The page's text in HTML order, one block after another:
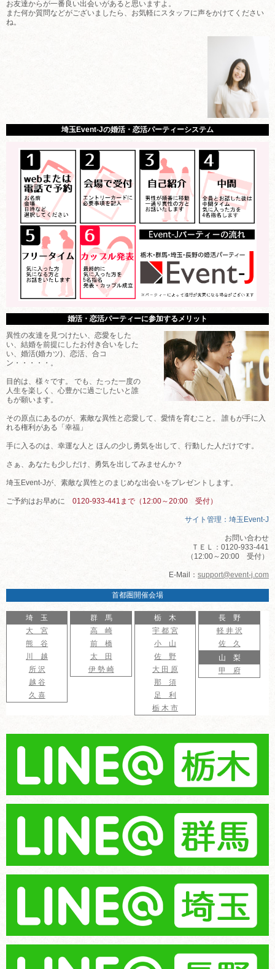
お友達からが一番良い出会いがあると思いますよ。
また何か質問などがございましたら、お気軽にスタッフに声をかけてください
ね。
埼玉Event-Jの婚活・恋活パーティーシステム
婚活・恋活パーティーに参加するメリット
異性の友達を見つけたい、恋愛をした
い、結婚を前提にしたお付き合いをした
い、婚活(婚カツ)、恋活、合コ
ン・・・・・。
目的は、様々です。 でも、たった一度の
人生を楽しく、心豊かに過ごしたいと誰
もが願います。
その原点にあるのが、素敵な異性と恋愛して、愛情を育むこと。 誰もが手に入
れる権利がある「幸福」
手に入るのは、幸運な人と ほんの少し勇気を出して、行動した人だけです。
さぁ、あなたも少しだけ、勇気を出してみませんか？
埼玉Event-Jが、素敵な異性とのまじめな出会いをプレゼントします。
ご予約はお早めに 0120-933-441まで（12:00～20:00 受付）
サイト管理：埼玉Event-J
お問い合わせ
ＴＥＬ：0120-933-441
（12:00～20:00 受付）
E-Mail： support@event-j.com
首都圏開催会場
埼 玉
大 宮
熊 谷
川 越
所 沢
越 谷
久 喜
群 馬
高 崎
前 橋
太 田
伊 勢 崎
栃 木
宇 都 宮
小 山
佐 野
大 田 原
那 須
足 利
栃 木 市
長 野
軽 井 沢
佐 久
山 梨
甲 府